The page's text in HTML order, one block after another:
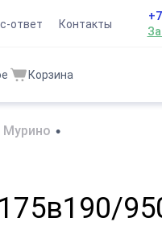
ответ Контакты
Корзина
Мурино •